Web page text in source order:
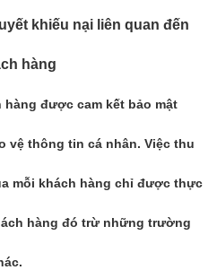
khiếu nại liên quan đến
hàng
được cam kết bảo mật
vệ thông tin cá nhân. Việc thu
mỗi khách hàng chỉ được thực
hàng đó trừ những trường